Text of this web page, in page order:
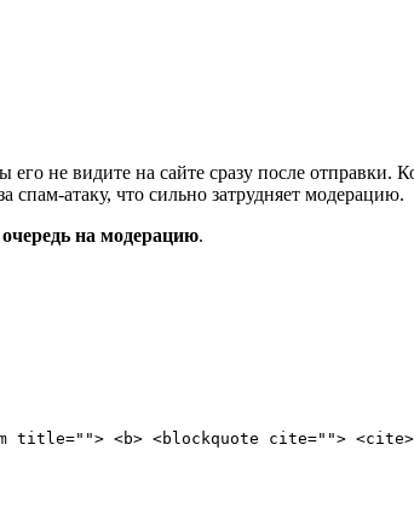
его не видите на сайте сразу после
атаку, что сильно затрудняет модерацию.
на модерацию.
<b> <blockquote cite=""> <cite>